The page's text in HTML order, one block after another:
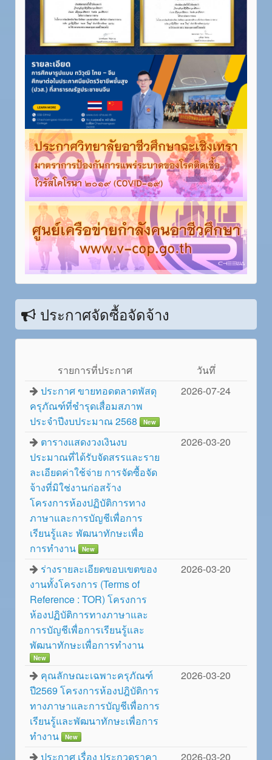
ประกาศจัดซื้อจัดจ้าง
รายการที่ประกาศ
วันทึ่
ประกาศ ขายทอดตลาดพัสดุ
ครุภัณฑ์ที่ชำรุดเสื่อมสภาพ
ประจำปีงบประมาณ 2568
New
2026-07-24
ตารางแสดงวงเงินงบ
ประมาณที่ได้รับจัดสรรและราย
ละเอียดค่าใช้จ่าย การจัดซื้อจัด
จ้างที่มิใช่งานก่อสร้าง
โครงการห้องปฏิบัติการทาง
ภาษาและการบัญชีเพื่อการ
เรียนรู้และ พัฒนาทักษะเพื่อ
การทำงาน
New
2026-03-20
ร่างรายละเอียดขอบเขตของ
งานทั้งโครงการ (Terms of
Reference : TOR) โครงการ
ห้องปฏิบัติการทางภาษาและ
การบัญชีเพื่อการเรียนรู้และ
พัฒนาทักษะเพื่อการทำงาน
New
2026-03-20
คุณลักษณะเฉพาะครุภัณฑ์
ปี2569 โครงการห้องปฎิบัติการ
ทางภาษาและการบัญชีเพื่อการ
เรียนรู้และพัฒนาทักษะเพื่อการ
ทำงาน
New
2026-03-20
ประกาศ เรื่อง ประกวดราคา
2026-03-20